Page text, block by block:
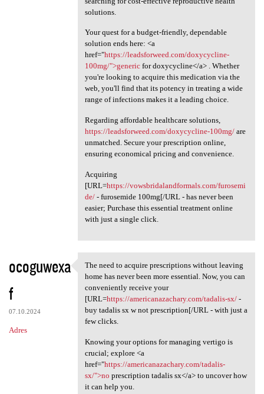
solutions.
Your quest for a budget-friendly, dependable
solution ends here: <a
href="https://leadsforweed.com/doxycycline-
100mg/">genericfor doxycycline</a> . Whether
you're looking to acquire this medication via the
web, you'll find that its potency in treating a wide
range of infections makes it a leading choice.
Regarding affordable healthcare solutions,
https://leadsforweed.com/doxycycline-100mg/are
unmatched. Secure your prescription online,
ensuring economical pricing and convenience.
Acquiring
[URL=https://vowsbridalandformals.com/furosemi
de/- furosemide 100mg[/URL - has never been
easier; Purchase this essential treatment online
with just a single click.
ocoguwexa
f
07.10.2024
Adres
The need to acquire
The need to acquire prescriptions without leaving
home has never been more essential. Now, you can
conveniently receive your
[URL=https://americanazachary.com/tadalis-sx/-
buy tadalis sx w not prescription[/URL - with just a
few clicks.
Knowing your options for managing vertigo is
crucial; explore <a
href="https://americanazachary.com/tadalis-
sx/">no prescription tadalis sx</a> to uncover how
it can help you.